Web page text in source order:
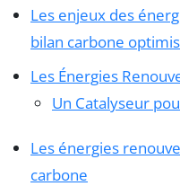
Les enjeux des
bilan carbone
Les Énergies
Un Catalyseur
Les énergies
carbone